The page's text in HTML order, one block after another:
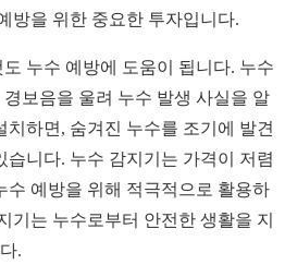
방을 위한 중요한 투자입니다.
누수 예방에 도움이 됩니다. 누수
보음을 울려 누수 발생 사실을 알
치하면, 숨겨진 누수를 조기에 발견
니다. 누수 감지기는 가격이 저렴
수 예방을 위해 적극적으로 활용하
기는 누수로부터 안전한 생활을 지
.